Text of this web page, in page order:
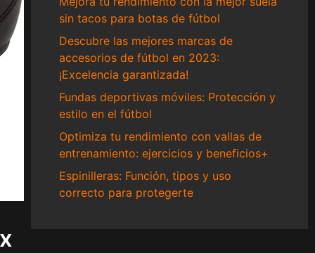
sin tacos para botas de fútbol
Descubre las mejores marcas de
accesorios de fútbol en 2023:
¡Excelencia garantizada!
Fundas deportivas móviles: Protección y
estilo en el fútbol
Optimiza tu rendimiento con vallas de
entrenamiento: ejercicios y beneficios+
Espinilleras: Función, tipos y uso
correcto para protegerte